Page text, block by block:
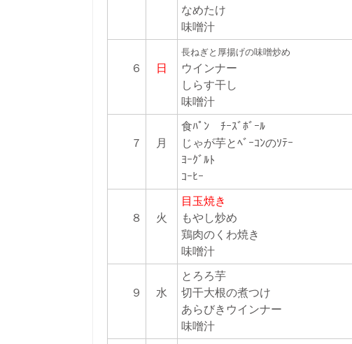
なめたけ
味噌汁
６ 日
長ねぎと厚揚げの味噌炒め
ウインナー
しらす干し
味噌汁
７ 月
食ﾊﾟﾝ ﾁｰｽﾞﾎﾞｰﾙ
じゃが芋とﾍﾞｰｺﾝのｿﾃｰ
ﾖｰｸﾞﾙﾄ
ｺｰﾋｰ
８ 火
目玉焼き
もやし炒め
鶏肉のくわ焼き
味噌汁
９ 水
とろろ芋
切干大根の煮つけ
あらびきウインナー
味噌汁